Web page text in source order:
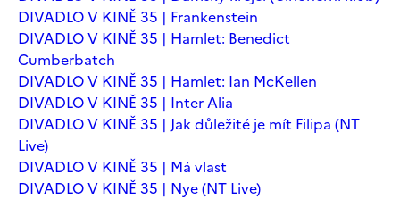
DIVADLO V KINĚ 35 | Frankenstein
DIVADLO V KINĚ 35 | Hamlet: Benedict
Cumberbatch
DIVADLO V KINĚ 35 | Hamlet: Ian McKellen
DIVADLO V KINĚ 35 | Inter Alia
DIVADLO V KINĚ 35 | Jak důležité je mít Filipa (NT
Live)
DIVADLO V KINĚ 35 | Má vlast
DIVADLO V KINĚ 35 | Nye (NT Live)